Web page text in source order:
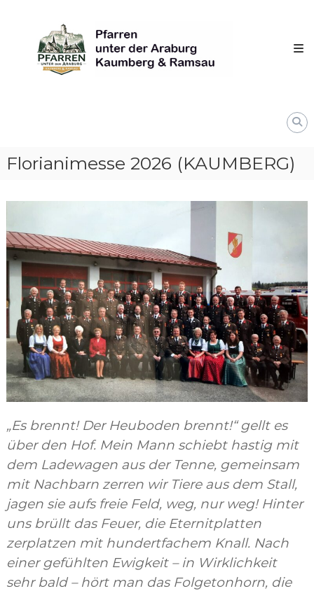
content
unter
derAraburg
Kaumberg
Florianimesse 2026 (KAUMBERG)
„Es brennt! Der Heuboden brennt!“ gellt es
über den Hof. Mein Mann schiebt hastig mit
dem Ladewagen aus der Tenne, gemeinsam
mit Nachbarn zerren wir Tiere aus dem Stall,
jagen sie aufs freie Feld, weg, nur weg! Hinter
uns brüllt das Feuer, die Eternitplatten
zerplatzen mit hundertfachem Knall. Nach
einer gefühlten Ewigkeit – in Wirklichkeit
sehr bald – hört man das Folgetonhorn, die